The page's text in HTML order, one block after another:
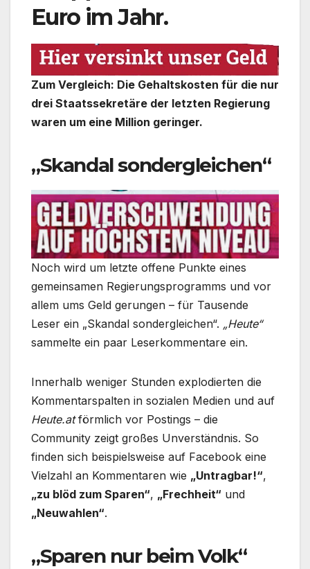
Euro im Jahr.
Zum Vergleich: Die Gehaltskosten für die nur
drei Staatssekretäre der letzten Regierung
waren um eine Million geringer.
„Skandal sondergleichen“
Noch wird um letzte offene Punkte eines
gemeinsamen Regierungsprogramms und vor
allem ums Geld gerungen – für Tausende
Leser ein „Skandal sondergleichen“. „Heute“
sammelte ein paar Leserkommentare ein.
Innerhalb weniger Stunden explodierten die
Kommentarspalten in sozialen Medien und auf
Heute.atförmlich vor Postings – die
Community zeigt großes Unverständnis. So
finden sich beispielsweise auf Facebook eine
Vielzahl an Kommentaren wie „Untragbar!“,
„zu blöd zum Sparen“, „Frechheit“ und
„Neuwahlen“.
„Sparen nur beim Volk“